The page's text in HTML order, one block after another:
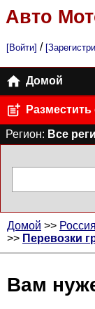
Авто
[Войти] /
Домой
Регион: Все
Домой >> Россия
>> Перевозки
Вам